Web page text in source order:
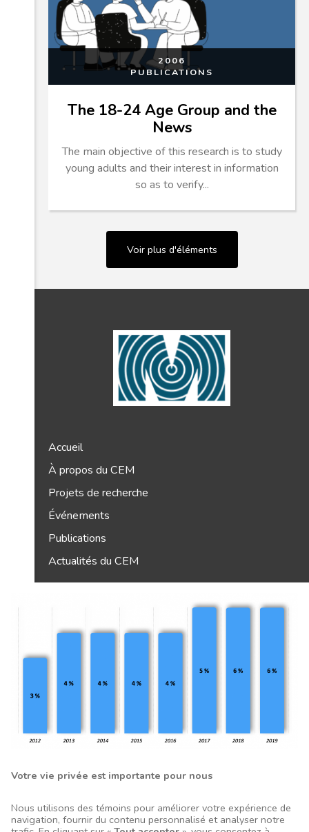
2006
PUBLICATIONS
The 18-24 Age Group and the
News
The main objective of this research is to study
young adults and their interest in information
so as to verify...
Voir plus d'éléments
Accueil
À propos du CEM
Projets de recherche
Événements
Publications
Actualités du CEM
Politiques
Publics
Votre vie privée est importante pour nous
Nous utilisons des témoins pour améliorer votre expérience de
navigation, fournir du contenu personnalisé et analyser notre